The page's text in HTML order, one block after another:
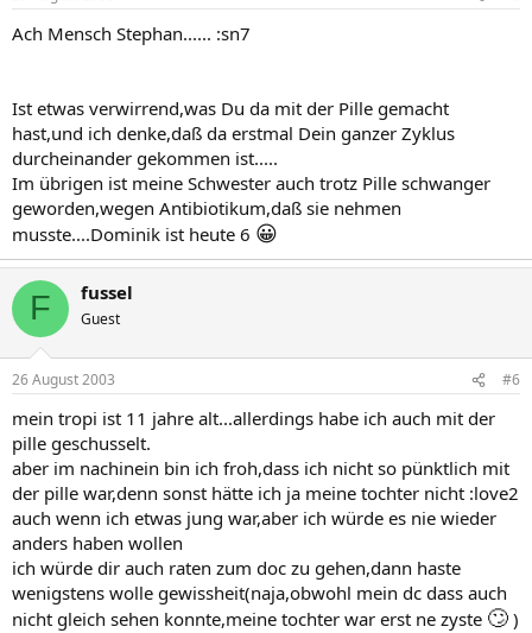
Ach Mensch Stephan...... :sn7
Ist etwas verwirrend,was Du da mit der Pille gemacht
hast,und ich denke,daß da erstmal Dein ganzer Zyklus
durcheinander gekommen ist.....
Im übrigen ist meine Schwester auch trotz Pille schwanger
geworden,wegen Antibiotikum,daß sie nehmen
musste....Dominik ist heute 6 😀
F fussel
Guest
26 August 2003 #6
mein tropi ist 11 jahre alt...allerdings habe ich auch mit der
pille geschusselt.
aber im nachinein bin ich froh,dass ich nicht so pünktlich mit
der pille war,denn sonst hätte ich ja meine tochter nicht :love2
auch wenn ich etwas jung war,aber ich würde es nie wieder
anders haben wollen
ich würde dir auch raten zum doc zu gehen,dann haste
wenigstens wolle gewissheit(naja,obwohl mein dc dass auch
nicht gleich sehen konnte,meine tochter war erst ne zyste 🙄 )